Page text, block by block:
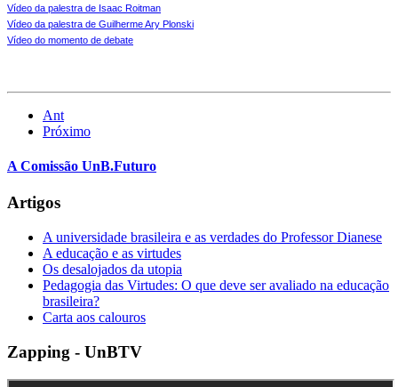
Vídeo da palestra de Isaac Roitman
Vídeo da palestra de Guilherme Ary Plonski
Vídeo do momento de debate
Ant
Próximo
A Comissão UnB.Futuro
Artigos
A universidade brasileira e as verdades do Professor Dianese
A educação e as virtudes
Os desalojados da utopia
Pedagogia das Virtudes: O que deve ser avaliado na educação
brasileira?
Carta aos calouros
Zapping - UnBTV